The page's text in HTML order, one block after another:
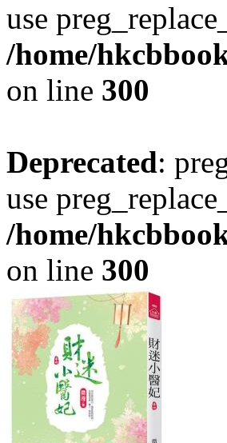
use
/home/
on line 300
Deprecated:
use
/home/
on line 300